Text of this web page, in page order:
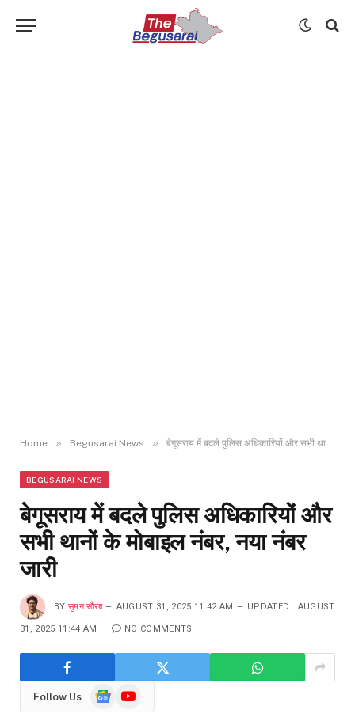
Home » Begusarai News » बेगूसराय में बदले पुलिस अधिकारियों और सभी थानों के मोबाइल नंबर, नया नंबर जारी
BEGUSARAI NEWS
बेगूसराय में बदले पुलिस अधिकारियों और
सभी थानों के मोबाइल नंबर, नया नंबर
जारी
BY सुमन सौरब AUGUST 31, 2025 11:42 AM UPDATED: AUGUST
31, 2025 11:44 AM NO COMMENTS
Follow Us
GoogleYouTube